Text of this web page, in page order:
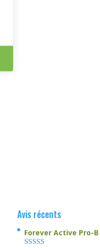
Avis récents
Forever Active Pro-B